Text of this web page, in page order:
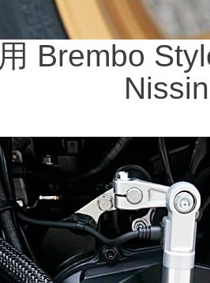
Brembo